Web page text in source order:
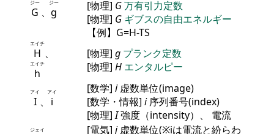
G
ジー
、 g
ジー
[物理] G万有引力定数
[物理] G ギブスの自由エネルギー
【例】G=H-TS
H
エイチ
、
h
エイチ
[物理] g プランク定数
[物理] H エンタルピー
I
アイ
、 i
アイ [数学] i虚数単位(image)
[数学・情報] i序列番号(index)
[物理]I強度（intensity）、 電流
ジェイ [電気] j虚数単位(※iは電流と紛らわ